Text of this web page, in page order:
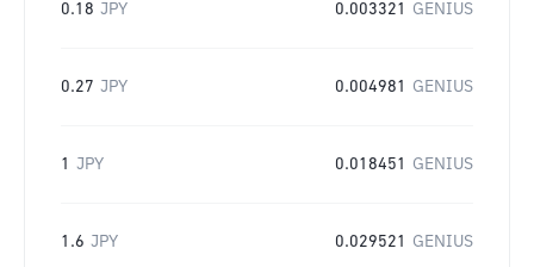
0.18 JPY 0.003321 GENIUS
0.27 JPY 0.004981 GENIUS
1 JPY 0.018451 GENIUS
1.6 JPY 0.029521 GENIUS